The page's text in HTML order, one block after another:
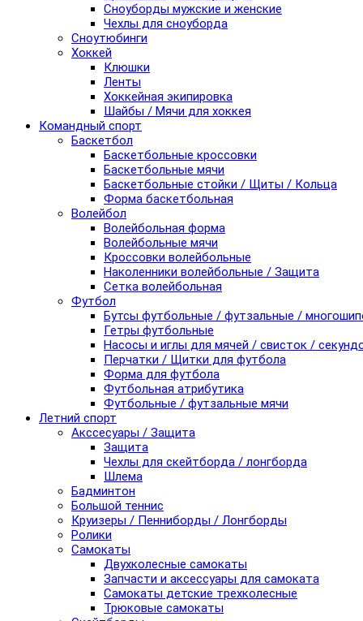
Сноуборды мужские и женские
Чехлы для сноуборда
Сноутюбинги
Хоккей
Клюшки
Ленты
Хоккейная экипировка
Шайбы / Мячи для хоккея
Командный спорт
Баскетбол
Баскетбольные кроссовки
Баскетбольные мячи
Баскетбольные стойки / Щиты / Кольца
Форма баскетбольная
Волейбол
Волейбольная форма
Волейбольные мячи
Кроссовки волейбольные
Наколенники волейбольные / Защита
Сетка волейбольная
Футбол
Бутсы футбольные / футзальные /
Гетры футбольные
Насосы и иглы для мячей / свисток /
Перчатки / Щитки для футбола
Форма для футбола
Футбольная атрибутика
Футбольные / футзальные мячи
Летний спорт
Акссесуары / Защита
Защита
Чехлы для скейтборда / лонгборда
Шлема
Бадминтон
Большой теннис
Круизеры / Пенниборды / Лонгборды
Ролики
Самокаты
Двухколесные самокаты
Запчасти и аксессуары для самоката
Самокаты детские трехколесные
Трюковые самокаты